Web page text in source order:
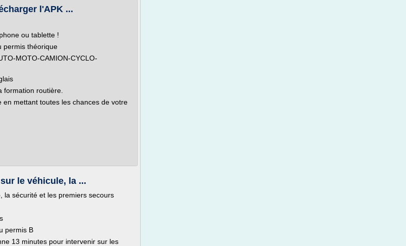
l'APK ...
ou tablette !
permis théorique
MOTO-CAMION-CYCLO-
formation routière.
mettant toutes les chances de votre
le véhicule, la ...
la sécurité et les premiers secours
permis B
13 minutes pour intervenir sur les